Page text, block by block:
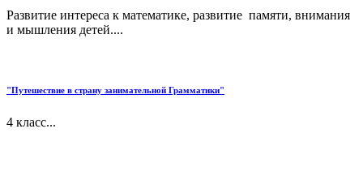
Развитие интереса к математике, развитие памяти, внимания
и мышления детей....
"Путешествие в страну занимательной Грамматики"
4 класс...